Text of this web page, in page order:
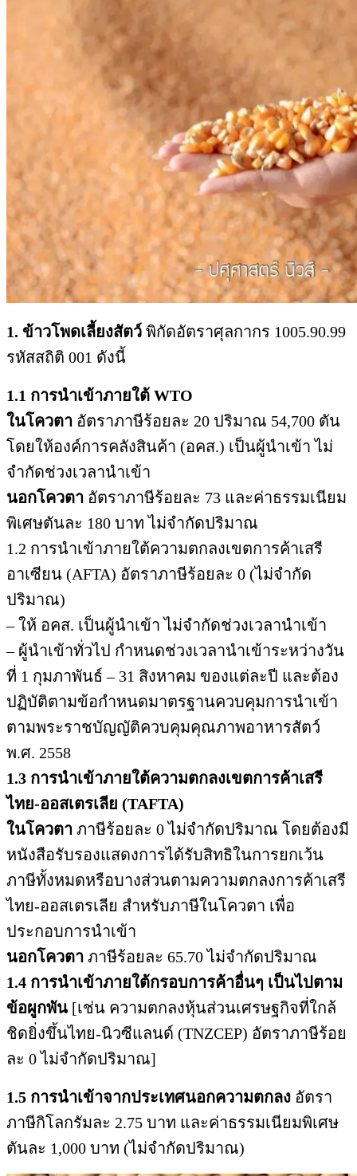
1. ข้าวโพดเลี้ยงสัตว์ พิกัดอัตราศุลกากร 1005.90.99
รหัสสถิติ 001 ดังนี้
1.1 การนำเข้าภายใต้ WTO
ในโควตา อัตราภาษีร้อยละ 20 ปริมาณ 54,700 ตัน
โดยให้องค์การคลังสินค้า (อคส.) เป็นผู้นำเข้า ไม่
จำกัดช่วงเวลานำเข้า
นอกโควตา อัตราภาษีร้อยละ 73 และค่าธรรมเนียม
พิเศษตันละ 180 บาท ไม่จำกัดปริมาณ
1.2 การนำเข้าภายใต้ความตกลงเขตการค้าเสรี
อาเซียน (AFTA) อัตราภาษีร้อยละ 0 (ไม่จำกัด
ปริมาณ)
– ให้ อคส. เป็นผู้นำเข้า ไม่จำกัดช่วงเวลานำเข้า
– ผู้นำเข้าทั่วไป กำหนดช่วงเวลานำเข้าระหว่างวัน
ที่ 1 กุมภาพันธ์ – 31 สิงหาคม ของแต่ละปี และต้อง
ปฏิบัติตามข้อกำหนดมาตรฐานควบคุมการนำเข้า
ตามพระราชบัญญัติควบคุมคุณภาพอาหารสัตว์
พ.ศ. 2558
1.3 การนำเข้าภายใต้ความตกลงเขตการค้าเสรี
ไทย-ออสเตรเลีย (TAFTA)
ในโควตา ภาษีร้อยละ 0 ไม่จำกัดปริมาณ โดยต้องมี
หนังสือรับรองแสดงการได้รับสิทธิในการยกเว้น
ภาษีทั้งหมดหรือบางส่วนตามความตกลงการค้าเสรี
ไทย-ออสเตรเลีย สำหรับภาษีในโควตา เพื่อ
ประกอบการนำเข้า
นอกโควตา ภาษีร้อยละ 65.70 ไม่จำกัดปริมาณ
1.4 การนำเข้าภายใต้กรอบการค้าอื่นๆ เป็นไปตาม
ข้อผูกพัน [เช่น ความตกลงหุ้นส่วนเศรษฐกิจที่ใกล้
ชิดยิ่งขึ้นไทย-นิวซีแลนด์ (TNZCEP) อัตราภาษีร้อย
ละ 0 ไม่จำกัดปริมาณ]
1.5 การนำเข้าจากประเทศนอกความตกลง อัตรา
ภาษีกิโลกรัมละ 2.75 บาท และค่าธรรมเนียมพิเศษ
ตันละ 1,000 บาท (ไม่จำกัดปริมาณ)